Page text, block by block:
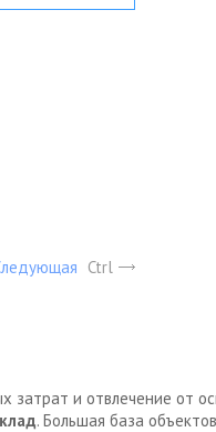
Ctrl
затрат и отвлечение от
. Большая база